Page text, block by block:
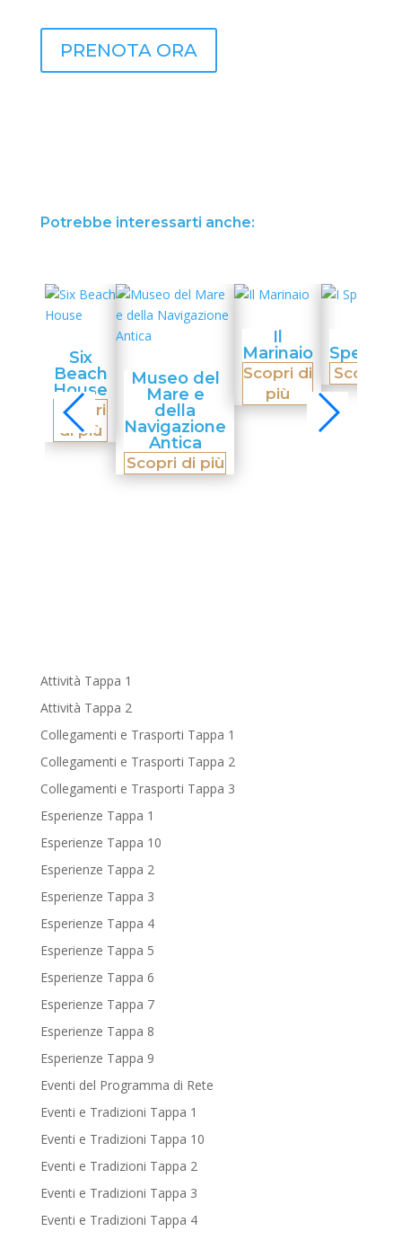
PRENOTA ORA
Potrebbe interessarti anche:
Six
Beach
House
Scopri
di più
Museo del
Mare e
della
Navigazione
Antica
Scopri di più
Il
Marinaio
Scopri di
più
Scopri
Attività Tappa 1
Attività Tappa 2
Collegamenti e Trasporti Tappa 1
Collegamenti e Trasporti Tappa 2
Collegamenti e Trasporti Tappa 3
Esperienze Tappa 1
Esperienze Tappa 10
Esperienze Tappa 2
Esperienze Tappa 3
Esperienze Tappa 4
Esperienze Tappa 5
Esperienze Tappa 6
Esperienze Tappa 7
Esperienze Tappa 8
Esperienze Tappa 9
Eventi del Programma di Rete
Eventi e Tradizioni Tappa 1
Eventi e Tradizioni Tappa 10
Eventi e Tradizioni Tappa 2
Eventi e Tradizioni Tappa 3
Eventi e Tradizioni Tappa 4